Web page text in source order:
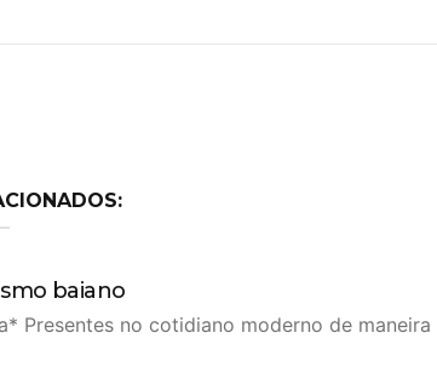
baiano
Presentes no cotidiano moderno de maneira